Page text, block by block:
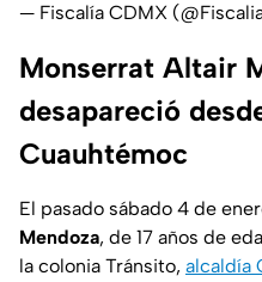
— Fiscalía CDMX
Monserrat Altair
desapareció
Cuauhtémoc
El pasado sábado 4 de
Mendoza, de 17 años de
la colonia Tránsito, alcaldía